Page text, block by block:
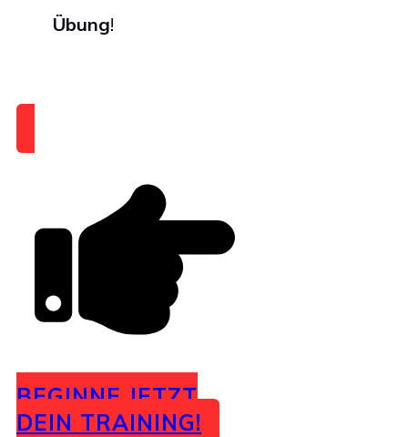
Übung!
BEGINNE JETZT
DEIN TRAINING!